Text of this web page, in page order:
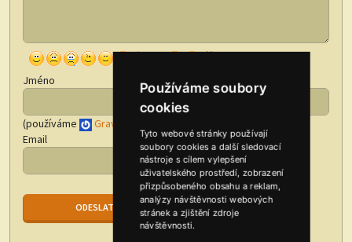
Používáme soubory
cookies
Tyto webové stránky používají
soubory cookies a další sledovací
nástroje s cílem vylepšení
uživatelského prostředí, zobrazení
přizpůsobeného obsahu a reklam,
analýzy návštěvnosti webových
stránek a zjištění zdroje
návštěvnosti.
Jméno
(používáme Gravatar
Email